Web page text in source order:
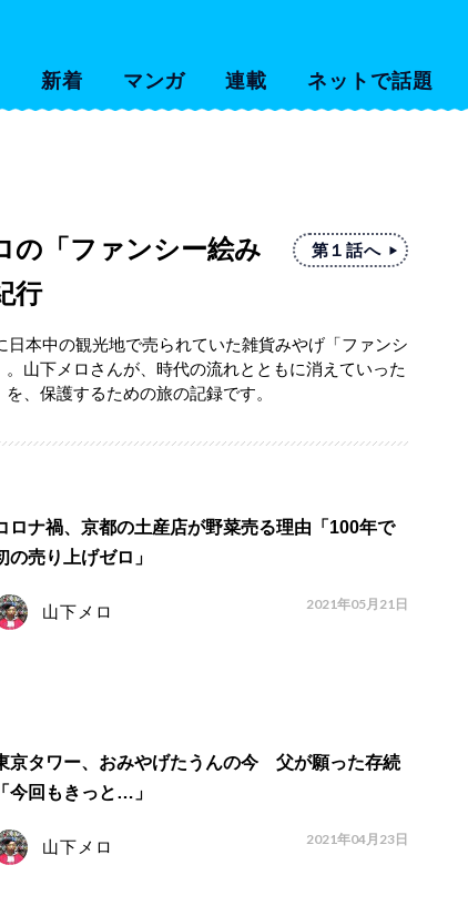
新着 マンガ 連載 ネットで話題
の「ファンシー絵み
行
第１話へ
日本中の観光地で売られていた雑貨みやげ「ファンシ
。山下メロさんが、時代の流れとともに消えていった
を、保護するための旅の記録です。
ロナ禍、京都の土産店が野菜売る理由「100年で
の売り上げゼロ」
山下メロ 2021年05月21日
京タワー、おみやげたうんの今 父が願った存続
「今回もきっと…」
山下メロ 2021年04月23日